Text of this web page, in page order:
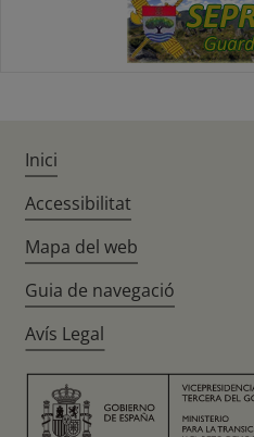
Inici
Accessibilitat
Mapa del web
Guia de navegació
Avís Legal